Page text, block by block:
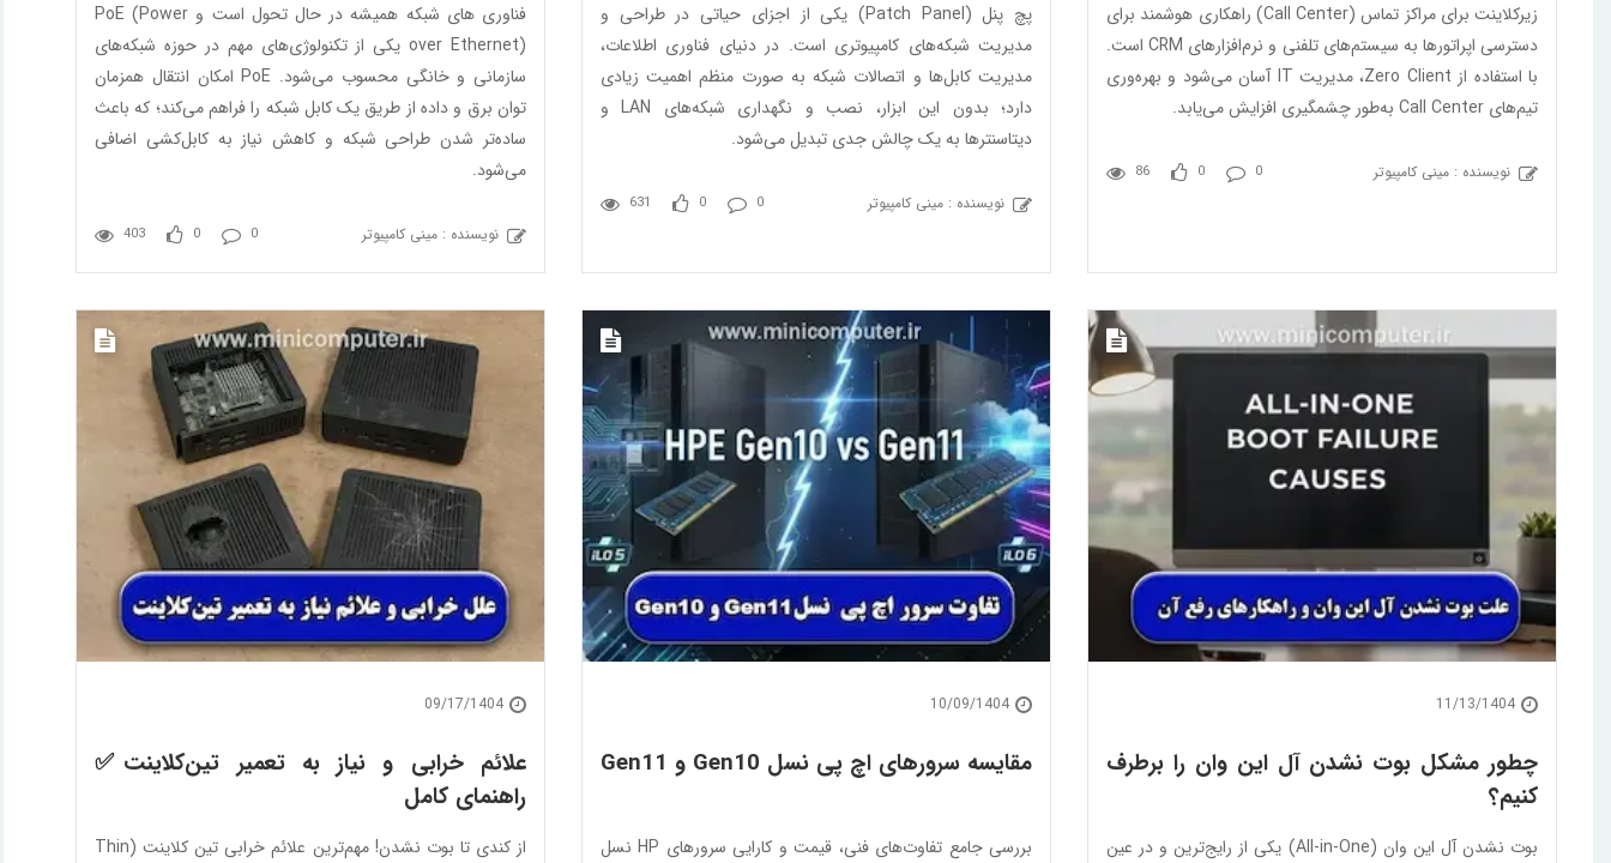
زیرکلاینت برای مراکز تماس (Call Center) راهکاری هوشمند برای
دسترسی اپراتورها به سیستم‌های تلفنی و نرم‌افزارهای CRM است.
با استفاده از Zero Client، مدیریت IT آسان می‌شود و بهره‌وری
تیم‌های Call Center به‌طور چشمگیری افزایش می‌یابد.
نویسنده : مینی کامپیوتر 86 0 0
پچ پنل (Patch Panel) یکی از اجزای حیاتی در طراحی و
مدیریت شبکه‌های کامپیوتری است. در دنیای فناوری اطلاعات،
مدیریت کابل‌ها و اتصالات شبکه به صورت منظم اهمیت زیادی
دارد؛ بدون این ابزار، نصب و نگهداری شبکه‌های LAN و
دیتاسنترها به یک چالش جدی تبدیل می‌شود.
نویسنده : مینی کامپیوتر 631 0 0
فناوری‌ های شبکه همیشه در حال تحول است و PoE (Power
over Ethernet) یکی از تکنولوژی‌های مهم در حوزه شبکه‌های
سازمانی و خانگی محسوب می‌شود. PoE امکان انتقال همزمان
توان برق و داده از طریق یک کابل شبکه را فراهم می‌کند؛ که باعث
ساده‌تر شدن طراحی شبکه و کاهش نیاز به کابل‌کشی اضافی
می‌شود.
نویسنده : مینی کامپیوتر 403 0 0
11/13/1404
چطور مشکل بوت نشدن آل این وان را برطرف
کنیم؟
بوت نشدن آل این وان (All-in-One) یکی از رایج‌ترین و در عین
10/09/1404
مقایسه سرورهای اچ پی نسل Gen10 و Gen11
بررسی جامع تفاوت‌های فنی، قیمت و کارایی سرورهای HP نسل
09/17/1404
علائم خرابی و نیاز به تعمیر تین‌کلاینت✅
راهنمای کامل
از کندی تا بوت نشدن! مهم‌ترین علائم خرابی تین کلاینت (Thin